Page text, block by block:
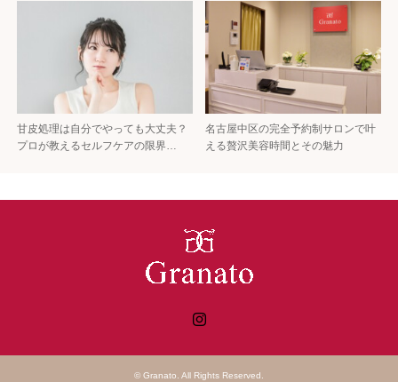
甘皮処理は自分でやっても大丈夫？
プロが教えるセルフケアの限界…
名古屋中区の完全予約制サロンで叶
える贅沢美容時間とその魅力
© Granato. All Rights Reserved.